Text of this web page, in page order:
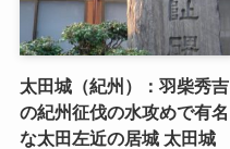
太田城（紀州）：羽柴秀吉
の紀州征伐の水攻めで有名
な太田左近の居城 太田城